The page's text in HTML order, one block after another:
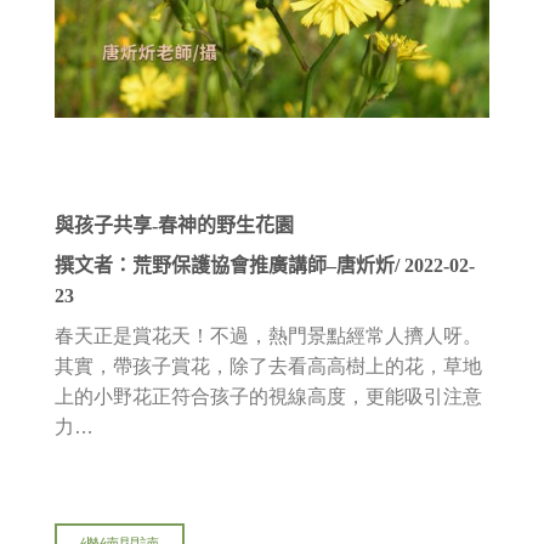
與孩子共享-春神的野生花園
撰文者：荒野保護協會推廣講師–唐炘炘/ 2022-02-
23
春天正是賞花天！不過，熱門景點經常人擠人呀。
其實，帶孩子賞花，除了去看高高樹上的花，草地
上的小野花正符合孩子的視線高度，更能吸引注意
力…